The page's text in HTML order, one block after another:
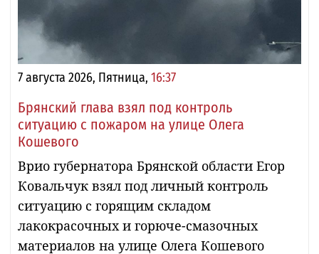
7 августа 2026, Пятница, 16:37
Брянский глава взял под контроль
ситуацию с пожаром на улице Олега
Кошевого
Врио губернатора Брянской области Егор
Ковальчук взял под личный контроль
ситуацию с горящим складом
лакокрасочных и горюче-смазочных
материалов на улице Олега Кошевого